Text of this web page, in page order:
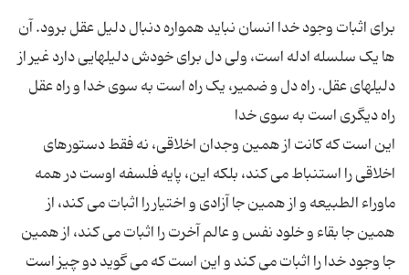
براى اثبات وجود خدا انسان نباید همواره دنبال دلیل عقل برود. آن
ها یک سلسله ادله است، ولى دل براى خودش دلیلهایى دارد غیر از
دلیلهاى عقل. راه دل و ضمیر، یک راه است به سوى خدا و راه عقل
این است که کانت از همین وجدان اخلاقى، نه فقط دستورهاى
اخلاقى را استنباط مى کند، بلکه این، پایه فلسفه اوست در همه
ماوراء الطبیعه و از همین جا آزادى و اختیار را اثبات مى کند، از
همین جا بقاء و خلود نفس و عالم آخرت را اثبات مى کند، از همین
جا وجود خدا را اثبات مى کند و این است که مى گوید دو چیز است